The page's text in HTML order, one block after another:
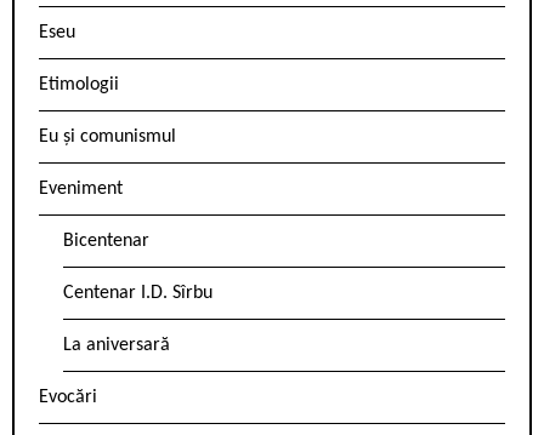
Eseu
Etimologii
Eu și comunismul
Eveniment
Bicentenar
Centenar I.D. Sîrbu
La aniversară
Evocări